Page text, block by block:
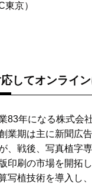
東京）
してオンライ
83年になる株式会
業期は主に新聞広
、戦後、写真植字
印刷の市場を開拓し
写植技術を導入し